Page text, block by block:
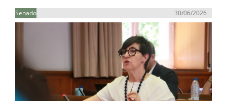
Senado 30/06/2026